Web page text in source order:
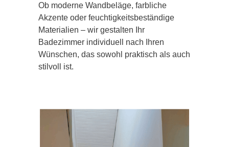
Ob moderne Wandbeläge, farbliche
Akzente oder feuchtigkeitsbeständige
Materialien – wir gestalten Ihr
Badezimmer individuell nach Ihren
Wünschen, das sowohl praktisch als auch
stilvoll ist.